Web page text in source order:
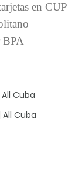
en CUP
BPA
Cuba
Cuba